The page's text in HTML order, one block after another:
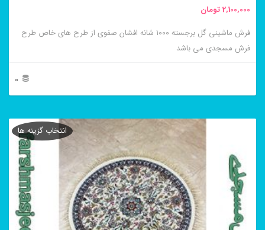
انتخاب
شوند
2,100,000تومان
فرش ماشینی گل برجسته ۱۰۰۰ شانه افشان صفوی از طرح های خاص طرح
فرش مسجدی می باشد
0
محصول
مختلفی
باشد.
انتخاب گزینه ها